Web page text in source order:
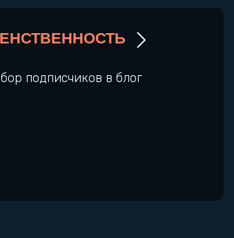
подписчиков в блог